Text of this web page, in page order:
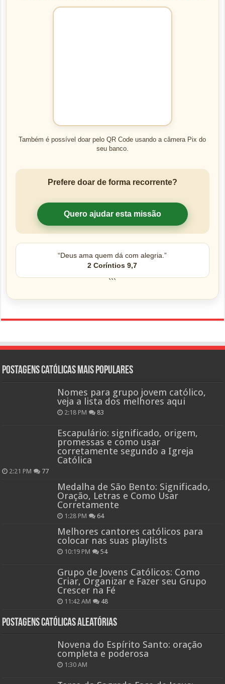
Também é possível doar pelo QR Code usando a câmera Pix do
seu banco.
Prefere doar de forma recorrente?
Quero ajudar esta missão
“Deus ama quem dá com alegria.”
2 Coríntios 9,7
```
Postagens católicas mais Populares
Nomes para grupo jovem católico,
veja a lista dos melhores aqui
2:18 PM 83
Escapulário: significado, origem,
promessas e como usar
corretamente segundo a Igreja
Católica
2:21 PM 77
Medalha de São Bento: Significado,
Oração, Letras e Como Usar
Corretamente
1:28 PM 64
Melhores cantores católicos para
colocar nas suas playlists
10:19 PM 54
Grupo de Jovens Católicos: Como
Criar, Organizar e Fazer seu Grupo
Crescer na Fé
11:42 AM 48
Postagens católicas aleatórias
Novena do Espírito Santo: oração
completa e poderosa
1:30 AM